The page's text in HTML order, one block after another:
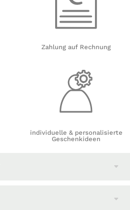
Zahlung auf Rechnung
individuelle & personalisierte
Geschenkideen